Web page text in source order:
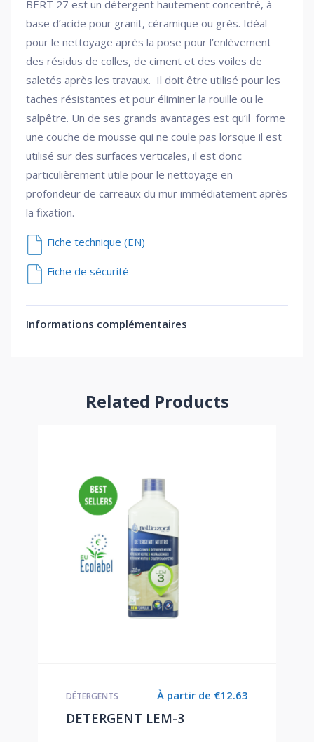
BERT 27 est un détergent hautement concentré, à
base d’acide pour granit, céramique ou grès. Idéal
pour le nettoyage après la pose pour l’enlèvement
des résidus de colles, de ciment et des voiles de
saletés après les travaux. Il doit être utilisé pour les
taches résistantes et pour éliminer la rouille ou le
salpêtre. Un de ses grands avantages est qu’il forme
une couche de mousse qui ne coule pas lorsque il est
utilisé sur des surfaces verticales, il est donc
particulièrement utile pour le nettoyage en
profondeur de carreaux du mur immédiatement après
la fixation.
Fiche technique (EN)
Fiche de sécurité
Informations complémentaires
Related Products
À partir de €12.63
DÉTERGENTS
DETERGENT LEM-3